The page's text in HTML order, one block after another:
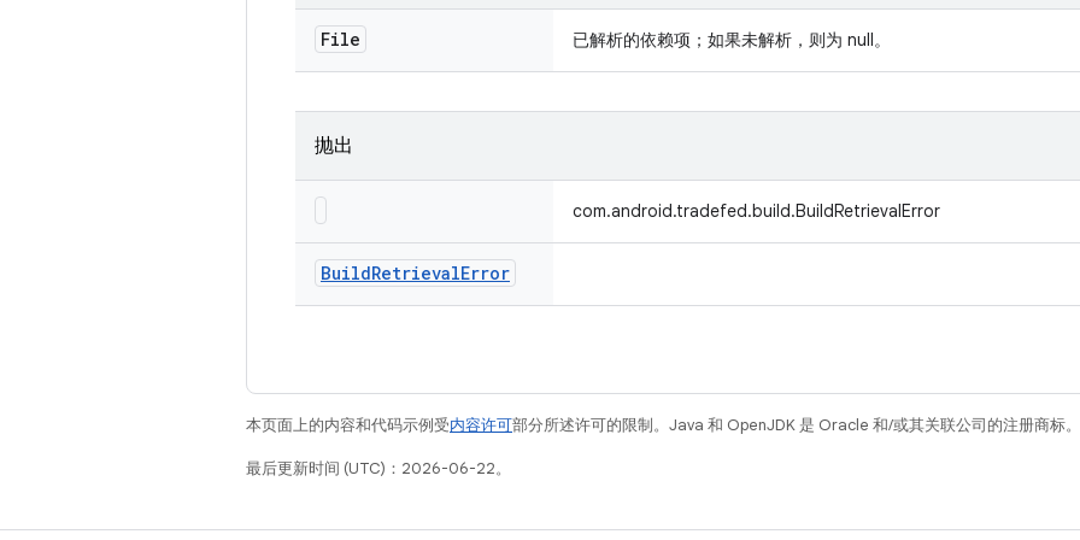
File 已解析的依赖项；如果未解析，则为 null。
抛出
com.android.tradefed.build.BuildRetrievalError
BuildRetrievalError
本页面上的内容和代码示例受内容许可部分所述许可的限制。Java 和 OpenJDK 是 Oracle 和/或其关联公司的注册商标。
最后更新时间 (UTC)：2026-06-22。